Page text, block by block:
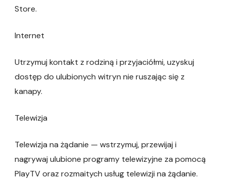
Store.
Internet
Utrzymuj kontakt z rodziną i przyjaciółmi, uzyskuj
dostęp do ulubionych witryn nie ruszając się z
kanapy.
Telewizja
Telewizja na żądanie — wstrzymuj, przewijaj i
nagrywaj ulubione programy telewizyjne za pomocą
PlayTV oraz rozmaitych usług telewizji na żądanie.